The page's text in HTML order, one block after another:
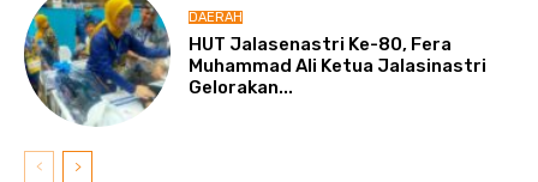
DAERAH
HUT Jalasenastri Ke-80, Fera
Muhammad Ali Ketua Jalasinastri
Gelorakan...